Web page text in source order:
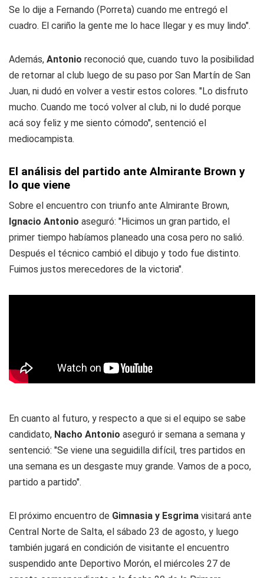
Se lo dije a Fernando (Porreta) cuando me entregó el
cuadro. El cariño la gente me lo hace llegar y es muy lindo".
Además, Antonio reconoció que, cuando tuvo la posibilidad
de retornar al club luego de su paso por San Martín de San
Juan, ni dudó en volver a vestir estos colores. "Lo disfruto
mucho. Cuando me tocó volver al club, ni lo dudé porque
acá soy feliz y me siento cómodo", sentenció el
mediocampista.
El análisis del partido ante Almirante Brown y
lo que viene
Sobre el encuentro con triunfo ante Almirante Brown,
Ignacio Antonio aseguró: "Hicimos un gran partido, el
primer tiempo habíamos planeado una cosa pero no salió.
Después el técnico cambió el dibujo y todo fue distinto.
Fuimos justos merecedores de la victoria".
En cuanto al futuro, y respecto a que si el equipo se sabe
candidato, Nacho Antonio aseguró ir semana a semana y
sentenció: "Se viene una seguidilla difícil, tres partidos en
una semana es un desgaste muy grande. Vamos de a poco,
partido a partido".
El próximo encuentro de Gimnasia y Esgrima visitará ante
Central Norte de Salta, el sábado 23 de agosto, y luego
también jugará en condición de visitante el encuentro
suspendido ante Deportivo Morón, el miércoles 27 de